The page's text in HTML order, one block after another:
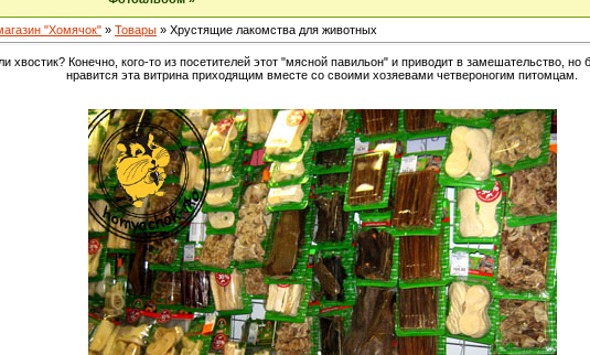
"Хомячок" » Товары » Хрустящие лакомства для животных
хвостик? Конечно, кого-то из посетителей этот "мясной павильон" и приводит в замешательство,
нравится эта витрина приходящим вместе со своими хозяевами четвероногим питомцам.